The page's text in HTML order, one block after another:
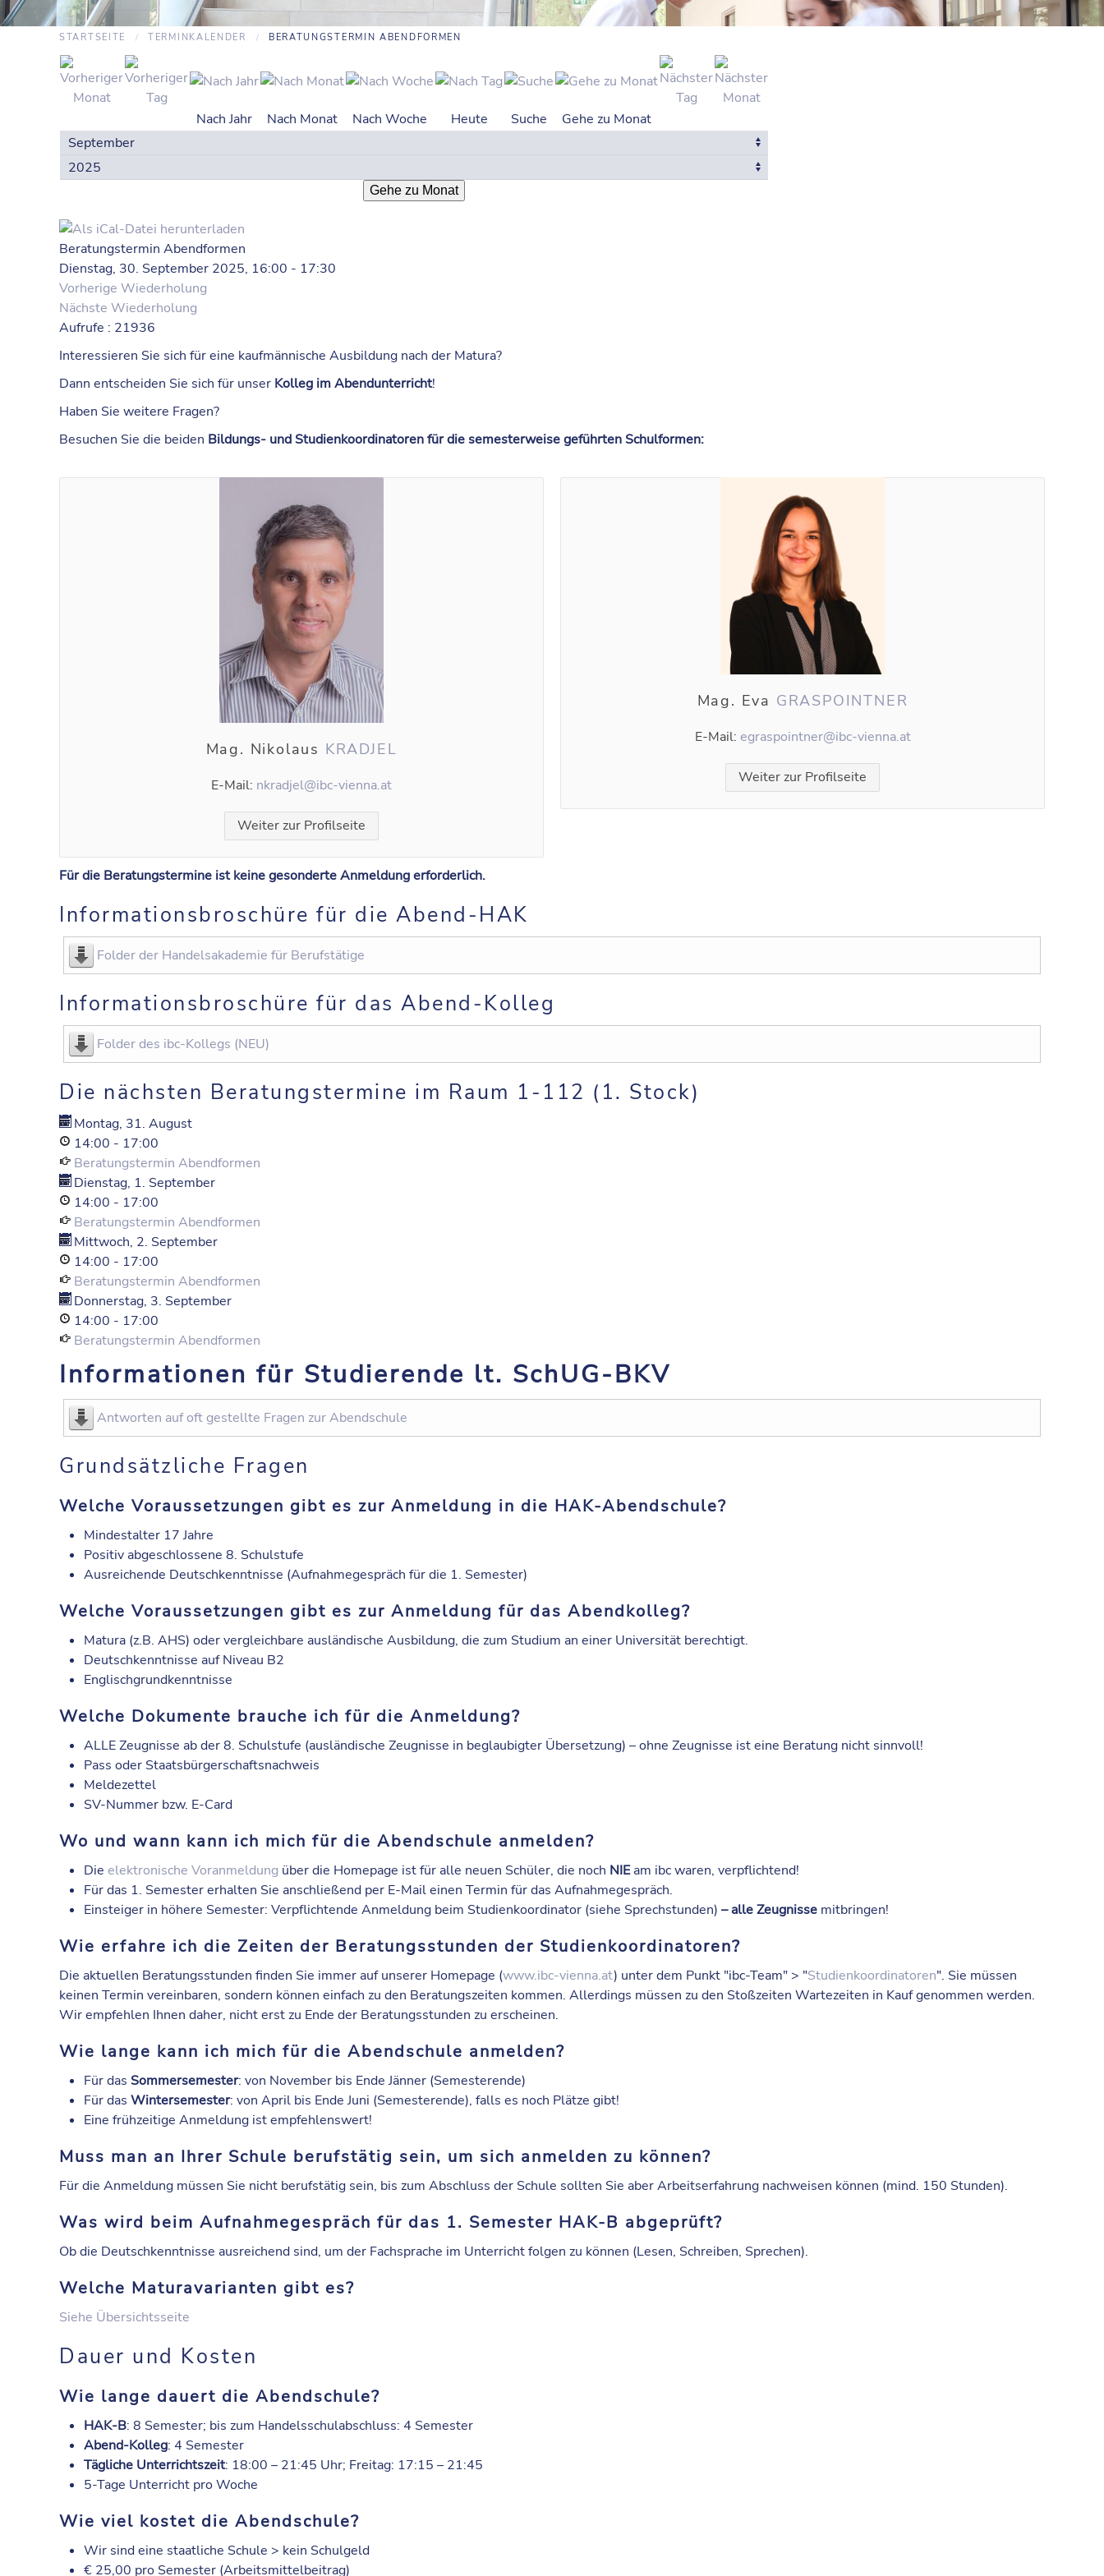
STARTSEITE TERMINKALENDER BERATUNGSTERMIN ABENDFORMEN
Nach Jahr Nach Monat Nach Woche Heute Suche Gehe zu Monat
Gehe zu Monat
Beratungstermin Abendformen
Dienstag, 30. September 2025, 16:00 - 17:30
Vorherige Wiederholung
Nächste Wiederholung
Aufrufe : 21936
Interessieren Sie sich für eine kaufmännische Ausbildung nach der Matura?
Dann entscheiden Sie sich für unser Kolleg im Abendunterricht!
Haben Sie weitere Fragen?
Besuchen Sie die beiden Bildungs- und Studienkoordinatoren für die semesterweise geführten Schulformen:
Mag. Nikolaus KRADJEL
E-Mail: nkradjel@ibc-vienna.at
Weiter zur Profilseite
Mag. Eva GRASPOINTNER
E-Mail: egraspointner@ibc-vienna.at
Weiter zur Profilseite
Für die Beratungstermine ist keine gesonderte Anmeldung erforderlich.
Informationsbroschüre für die Abend-HAK
Folder der Handelsakademie für Berufstätige
Informationsbroschüre für das Abend-Kolleg
Folder des ibc-Kollegs (NEU)
Die nächsten Beratungstermine im Raum 1-112 (1. Stock)
Montag, 31. August
14:00 - 17:00
Beratungstermin Abendformen
Dienstag, 1. September
14:00 - 17:00
Beratungstermin Abendformen
Mittwoch, 2. September
14:00 - 17:00
Beratungstermin Abendformen
Donnerstag, 3. September
14:00 - 17:00
Beratungstermin Abendformen
Informationen für Studierende lt. SchUG-BKV
Antworten auf oft gestellte Fragen zur Abendschule
Grundsätzliche Fragen
Welche Voraussetzungen gibt es zur Anmeldung in die HAK-Abendschule?
Mindestalter 17 Jahre
Positiv abgeschlossene 8. Schulstufe
Ausreichende Deutschkenntnisse (Aufnahmegespräch für die 1. Semester)
Welche Voraussetzungen gibt es zur Anmeldung für das Abendkolleg?
Matura (z.B. AHS) oder vergleichbare ausländische Ausbildung, die zum Studium an einer Universität berechtigt.
Deutschkenntnisse auf Niveau B2
Englischgrundkenntnisse
Welche Dokumente brauche ich für die Anmeldung?
ALLE Zeugnisse ab der 8. Schulstufe (ausländische Zeugnisse in beglaubigter Übersetzung) – ohne Zeugnisse ist eine Beratung nicht sinnvoll!
Pass oder Staatsbürgerschaftsnachweis
Meldezettel
SV-Nummer bzw. E-Card
Wo und wann kann ich mich für die Abendschule anmelden?
Die elektronische Voranmeldung über die Homepage ist für alle neuen Schüler, die noch NIEam ibc waren, verpflichtend!
Für das 1. Semester erhalten Sie anschließend per E-Mail einen Termin für das Aufnahmegespräch.
Einsteiger in höhere Semester: Verpflichtende Anmeldung beim Studienkoordinator (siehe Sprechstunden) – alle Zeugnisse mitbringen!
Wie erfahre ich die Zeiten der Beratungsstunden der Studienkoordinatoren?
Die aktuellen Beratungsstunden finden Sie immer auf unserer Homepage (www.ibc-vienna.at) unter dem Punkt "ibc-Team" > "Studienkoordinatoren". Sie müssen
keinen Termin vereinbaren, sondern können einfach zu den Beratungszeiten kommen. Allerdings müssen zu den Stoßzeiten Wartezeiten in Kauf genommen werden.
Wir empfehlen Ihnen daher, nicht erst zu Ende der Beratungsstunden zu erscheinen.
Wie lange kann ich mich für die Abendschule anmelden?
Für das Sommersemester: von November bis Ende Jänner (Semesterende)
Für das Wintersemester: von April bis Ende Juni (Semesterende), falls es noch Plätze gibt!
Eine frühzeitige Anmeldung ist empfehlenswert!
Muss man an Ihrer Schule berufstätig sein, um sich anmelden zu können?
Für die Anmeldung müssen Sie nicht berufstätig sein, bis zum Abschluss der Schule sollten Sie aber Arbeitserfahrung nachweisen können (mind. 150 Stunden).
Was wird beim Aufnahmegespräch für das 1. Semester HAK-B abgeprüft?
Ob die Deutschkenntnisse ausreichend sind, um der Fachsprache im Unterricht folgen zu können (Lesen, Schreiben, Sprechen).
Welche Maturavarianten gibt es?
Siehe Übersichtsseite
Dauer und Kosten
Wie lange dauert die Abendschule?
HAK-B: 8 Semester; bis zum Handelsschulabschluss: 4 Semester
Abend-Kolleg: 4 Semester
Tägliche Unterrichtszeit: 18:00 – 21:45 Uhr; Freitag: 17:15 – 21:45
5-Tage Unterricht pro Woche
Wie viel kostet die Abendschule?
Wir sind eine staatliche Schule > kein Schulgeld
€ 25,00 pro Semester (Arbeitsmittelbeitrag)